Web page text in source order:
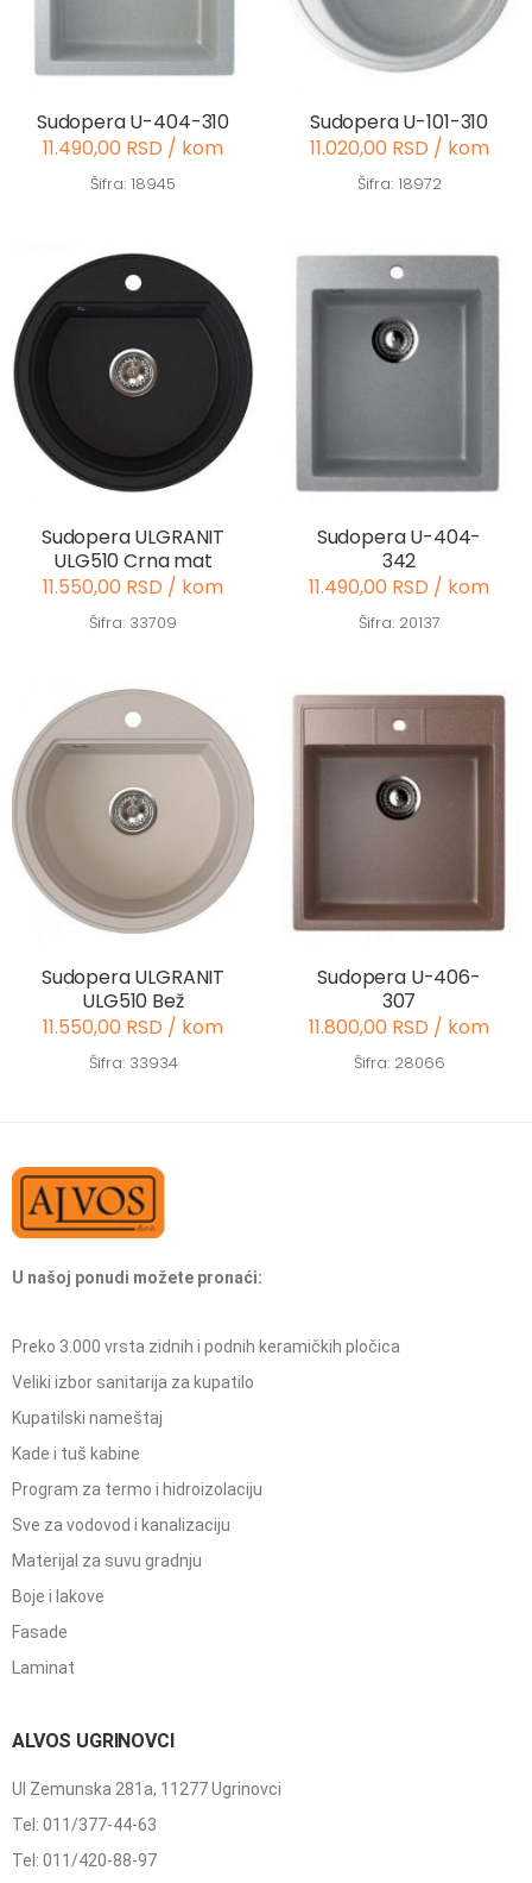
Sudopera U-404-310
11.490,00 RSD / kom
Šifra: 18945
Sudopera U-101-310
11.020,00 RSD / kom
Šifra: 18972
Sudopera ULGRANIT
ULG510 Crna mat
11.550,00 RSD / kom
Šifra: 33709
Sudopera U-404-
342
11.490,00 RSD / kom
Šifra: 20137
Sudopera ULGRANIT
ULG510 Bež
11.550,00 RSD / kom
Šifra: 33934
Sudopera U-406-
307
11.800,00 RSD / kom
Šifra: 28066
U našoj ponudi možete pronaći:
Preko 3.000 vrsta zidnih i podnih keramičkih pločica
Veliki izbor sanitarija za kupatilo
Kupatilski nameštaj
Kade i tuš kabine
Program za termo i hidroizolaciju
Sve za vodovod i kanalizaciju
Materijal za suvu gradnju
Boje i lakove
Fasade
Laminat
ALVOS UGRINOVCI
Ul Zemunska 281a, 11277 Ugrinovci
Tel: 011/377-44-63
Tel: 011/420-88-97